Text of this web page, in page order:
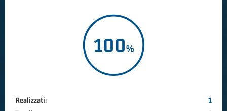
100
Realizzati:
1